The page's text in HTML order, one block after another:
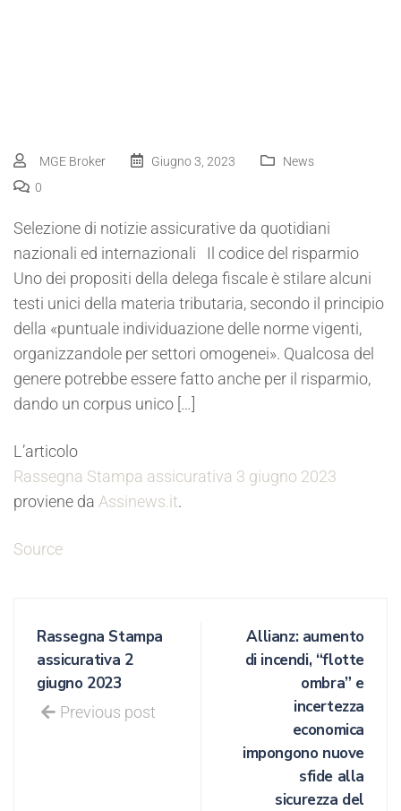
MGE Broker Giugno 3, 2023
News
0
Selezione di notizie assicurative da quotidiani
nazionali ed internazionali Il codice del risparmio
Uno dei propositi della delega fiscale è stilare alcuni
testi unici della materia tributaria, secondo il principio
della «puntuale individuazione delle norme vigenti,
organizzandole per settori omogenei». Qualcosa del
genere potrebbe essere fatto anche per il risparmio,
dando un corpus unico […]
L’articolo
Rassegna Stampa assicurativa 3 giugno 2023
proviene da Assinews.it.
Source
Rassegna Stampa
assicurativa 2
giugno 2023
Previous post
Allianz: aumento
di incendi, “flotte
ombra” e
incertezza
economica
impongono nuove
sfide alla
sicurezza del